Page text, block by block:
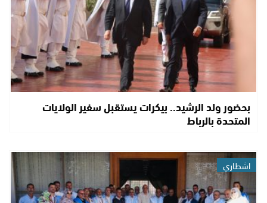
بحضور ولد الرشيد.. بيكرات يستقبل سفير الولايات
المتحدة بالرباط
اشطاري